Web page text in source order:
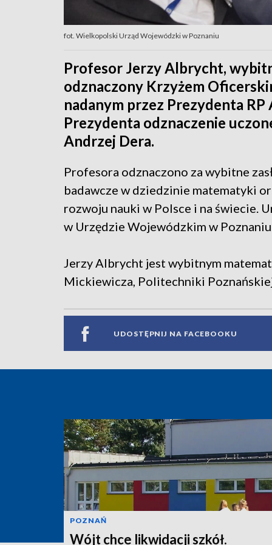
fot. Wielkopolski Urząd Wojewódzki w Poznaniu
Profesor Jerzy Albrycht,
odznaczony Krzyżem
nadanym przez Prezydenta
Prezydenta odznaczenie
Andrzej Dera.
Profesora odznaczono za wybitne
badawcze w dziedzinie matematyki
rozwoju nauki w Polsce i na świecie.
w Urzędzie Wojewódzkim w
Jerzy Albrycht jest wybitnym
Mickiewicza, Politechniki
UDOSTĘPNIJ NA FACEBOOKU
POZNAŃ
Wójt chce likwidacji szkół.